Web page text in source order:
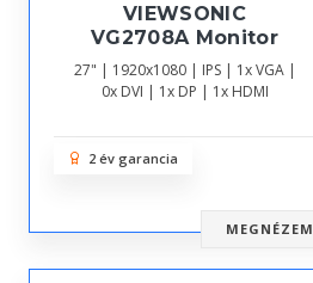
VIEWSONIC
VG2708A Monitor
27" | 1920x1080 | IPS | 1x VGA |
0x DVI | 1x DP | 1x HDMI
2 év garancia
MEGNÉZEM